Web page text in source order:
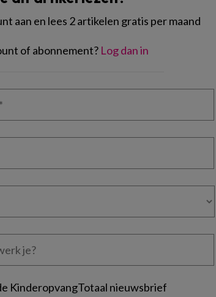
aan en lees 2 artikelen gratis per maand
of abonnement? Log dan in
KinderopvangTotaal nieuwsbrief